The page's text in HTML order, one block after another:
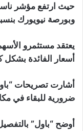
وبورصة نيويورك بنسبة 2٪ وما يقرب من 5٪ مقابل
يعتقد مستثمرو
أسعار الفائدة بشكل
أشارت تصريحات
ضرورية للبقاء في
أوضح “باول”